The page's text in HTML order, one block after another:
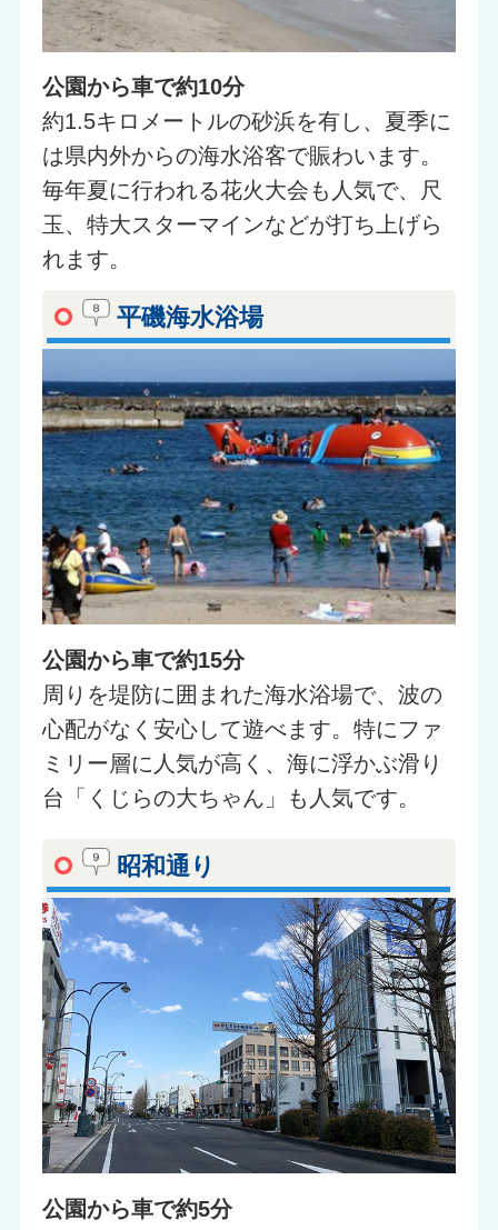
公園から車で約10分
約1.5キロメートルの砂浜を有し、夏季に
は県内外からの海水浴客で賑わいます。
毎年夏に行われる花火大会も人気で、尺
玉、特大スターマインなどが打ち上げら
れます。
平磯海水浴場
公園から車で約15分
周りを堤防に囲まれた海水浴場で、波の
心配がなく安心して遊べます。特にファ
ミリー層に人気が高く、海に浮かぶ滑り
台「くじらの大ちゃん」も人気です。
昭和通り
公園から車で約5分